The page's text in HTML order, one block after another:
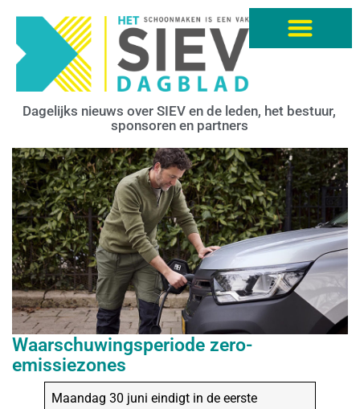
Dagelijks nieuws over SIEV en de leden, het bestuur,
sponsoren en partners
Waarschuwingsperiode zero-
emissiezones
Maandag 30 juni eindigt in de eerste